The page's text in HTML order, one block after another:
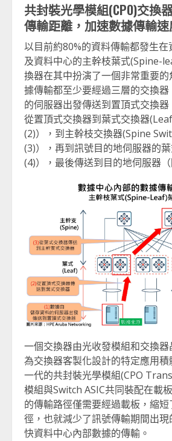
共封裝光學模組(CPO)交換
傳輸距離，加速數據傳輸
以目前約80%的資料傳輸都發生
及資料中心的主幹枝葉式(Spine-
換器在其中扮演了一個非常重要
據傳輸都至少要經過三層的交換
的伺服器出發傳送到置頂式交換
從置頂式交換器到葉式交換器
(2)），到主幹枝交換器(Spine
(3)），再到訊號目的地伺服器的
(4)），最後傳送到目的地伺服器（
一個交換器由光收發模組和交換器
為交換器客製化設計的特定應用
一代的共封裝光學模組(CPO
模組與Switch ASIC共同裝配在載
的傳輸路徑僅需要經過載板，縮
徑，也就減少了訊號傳輸期間出
快資料中心內部數據的傳輸。